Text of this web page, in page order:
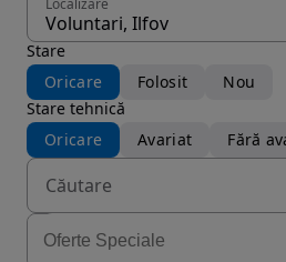
Localizare
Voluntari, Ilfov
Stare
Oricare
Folosit
Nou
Stare tehnică
Oricare
Avariat Fără